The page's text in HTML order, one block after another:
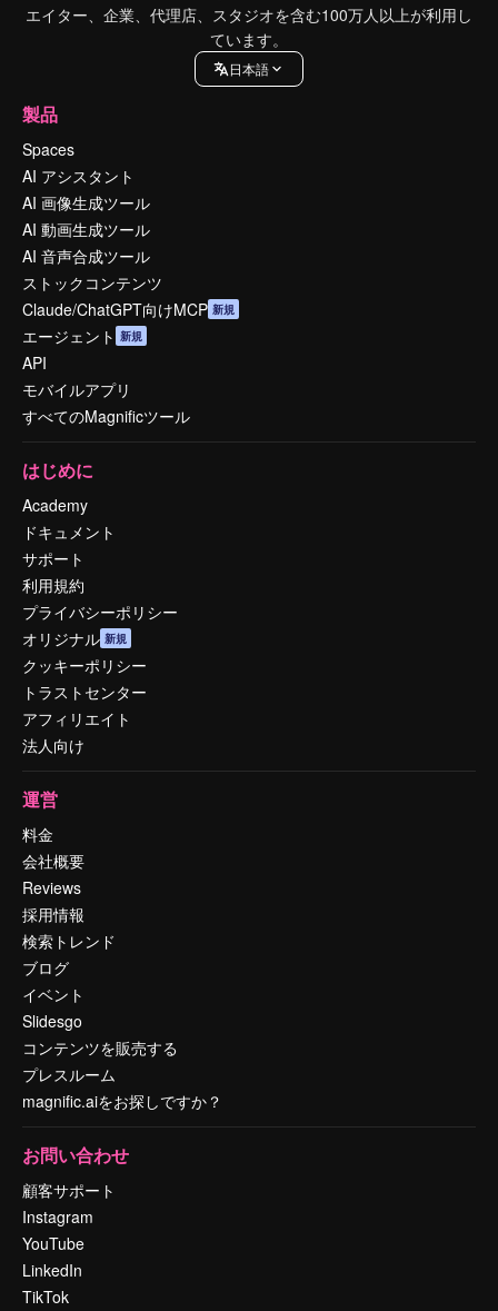
エイター、企業、代理店、スタジオを含む100万人以上が利用し
ています。
日本語
製品
Spaces
AI アシスタント
AI 画像生成ツール
AI 動画生成ツール
AI 音声合成ツール
ストックコンテンツ
Claude/ChatGPT向けMCP 新規
エージェント 新規
API
モバイルアプリ
すべてのMagnificツール
はじめに
Academy
ドキュメント
サポート
利用規約
プライバシーポリシー
オリジナル 新規
クッキーポリシー
トラストセンター
アフィリエイト
法人向け
運営
料金
会社概要
Reviews
採用情報
検索トレンド
ブログ
イベント
Slidesgo
コンテンツを販売する
プレスルーム
magnific.aiをお探しですか？
お問い合わせ
顧客サポート
Instagram
YouTube
LinkedIn
TikTok